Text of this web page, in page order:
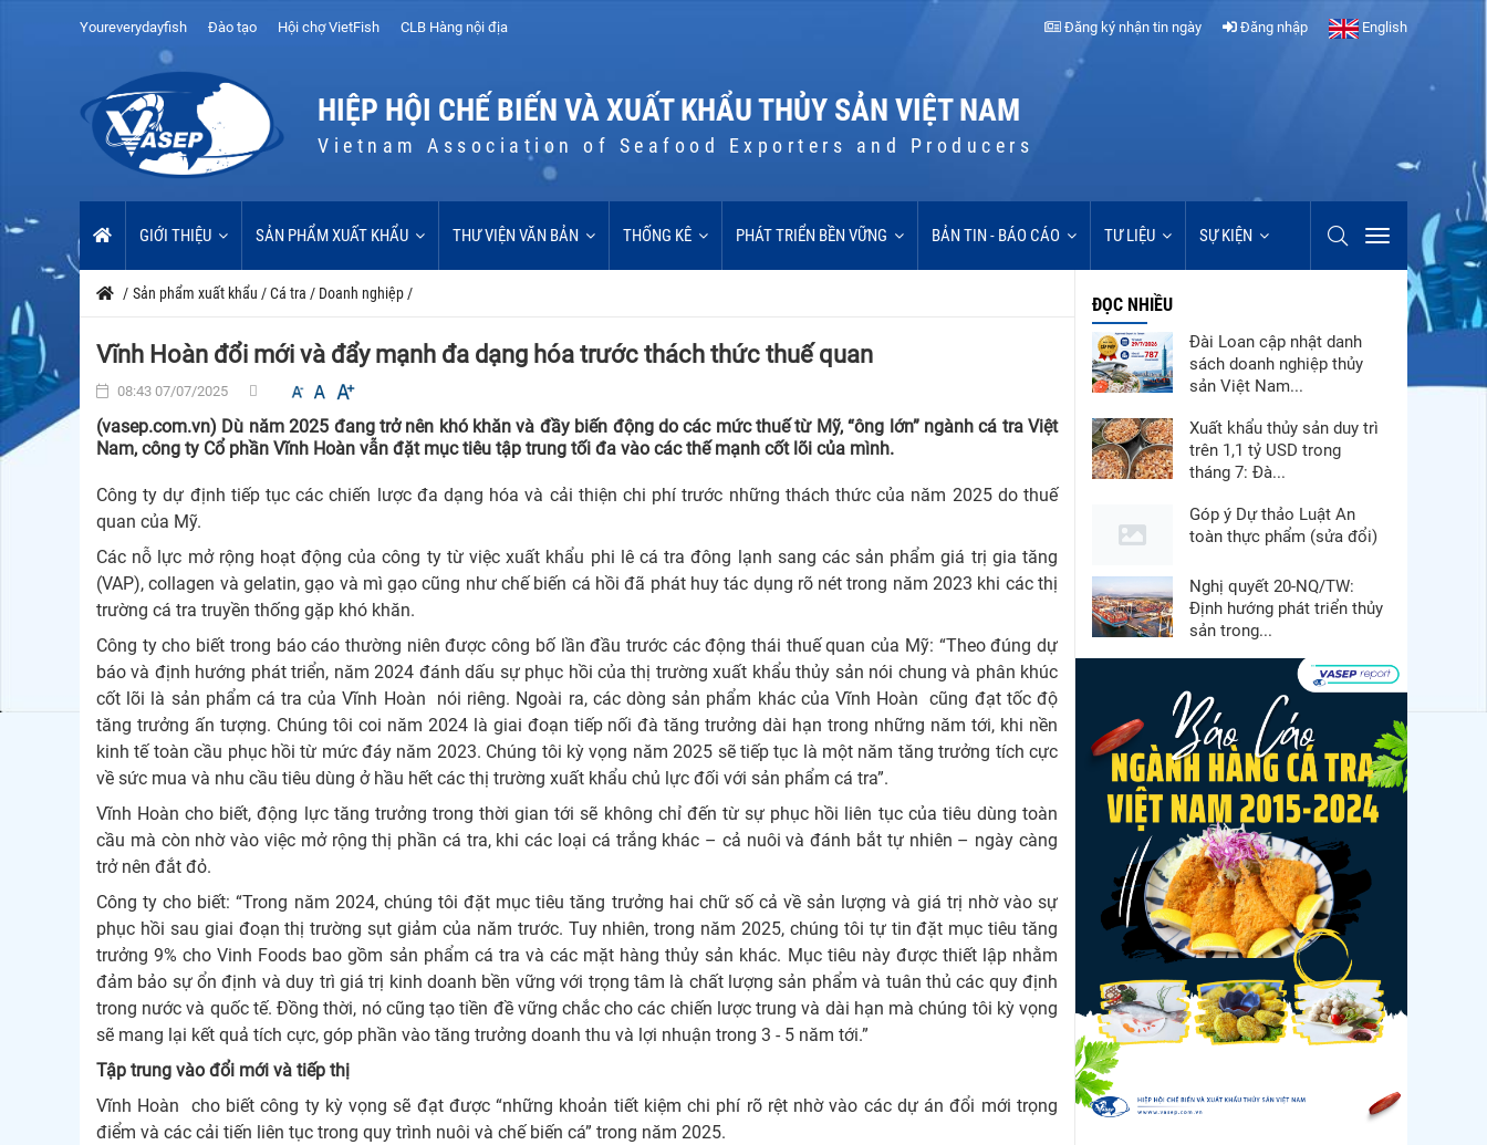
Youreverydayfish Đào tạo Hội chợ VietFish CLB Hàng nội địa Đăng ký nhận tin ngày Đăng nhập English
HIỆP HỘI CHẾ BIẾN VÀ XUẤT KHẨU THỦY SẢN VIỆT NAM
Vietnam Association of Seafood Exporters and Producers
GIỚI THIỆU SẢN PHẨM XUẤT KHẨU THƯ VIỆN VĂN BẢN THỐNG KÊ PHÁT TRIỂN BỀN VỮNG BẢN TIN - BÁO CÁO TƯ LIỆU SỰ KIỆN
/ Sản phẩm xuất khẩu /Cá tra / Doanh nghiệp /
Vĩnh Hoàn đổi mới và đẩy mạnh đa dạng hóa trước thách thức thuế quan
08:43 07/07/2025
(vasep.com.vn) Dù năm 2025 đang trở nên khó khăn và đầy biến động do các mức thuế từ Mỹ, “ông lớn” ngành cá tra Việt
Nam, công ty Cổ phần Vĩnh Hoàn vẫn đặt mục tiêu tập trung tối đa vào các thế mạnh cốt lõi của mình.
Côngty dự định tiếp tục các chiến lược đa dạng hóa và cải thiện chi phí trước những thách thức của năm 2025 do thuế
quan của Mỹ.
Các nỗ lực mở rộng hoạt động của công ty từ việc xuất khẩu phi lê cá tra đông lạnh sang các sản phẩm giá trị gia tăng
(VAP), collagen và gelatin, gạo và mì gạo cũng như chế biến cá hồi đã phát huy tác dụng rõ nét trong năm 2023 khi các thị
trường cá tra truyền thống gặp khó khăn.
Công ty cho biết trong báo cáo thường niên được công bố lần đầu trước các động thái thuế quan của Mỹ: “Theo đúng dự
báo và định hướng phát triển, năm 2024 đánh dấu sự phục hồi của thị trường xuất khẩu thủy sản nói chung và phân khúc
cốt lõi là sản phẩm cá tra của Vĩnh Hoàn nói riêng. Ngoài ra, các dòng sản phẩm khác của Vĩnh Hoàn cũng đạt tốc độ
tăng trưởng ấn tượng. Chúng tôi coi năm 2024 là giai đoạn tiếp nối đà tăng trưởng dài hạn trong những năm tới, khi nền
kinh tế toàn cầu phục hồi từ mức đáy năm 2023. Chúng tôi kỳ vọng năm 2025 sẽ tiếp tục là một năm tăng trưởng tích cực
về sức mua và nhu cầu tiêu dùng ở hầu hết các thị trường xuất khẩu chủ lực đối với sản phẩm cá tra”.
Vĩnh Hoàn cho biết, động lực tăng trưởng trong thời gian tới sẽ không chỉ đến từ sự phục hồi liên tục của tiêu dùng toàn
cầu mà còn nhờ vào việc mở rộng thị phần cá tra, khi các loại cá trắng khác – cả nuôi và đánh bắt tự nhiên – ngày càng
trở nên đắt đỏ.
Công ty cho biết: “Trong năm 2024, chúng tôi đặt mục tiêu tăng trưởng hai chữ số cả về sản lượng và giá trị nhờ vào sự
phục hồi sau giai đoạn thị trường sụt giảm của năm trước. Tuy nhiên, trong năm 2025, chúng tôi tự tin đặt mục tiêu tăng
trưởng 9% cho Vinh Foods bao gồm sản phẩm cá tra và các mặt hàng thủy sản khác. Mục tiêu này được thiết lập nhằm
đảm bảo sự ổn định và duy trì giá trị kinh doanh bền vững với trọng tâm là chất lượng sản phẩm và tuân thủ các quy định
trong nước và quốc tế. Đồng thời, nó cũng tạo tiền đề vững chắc cho các chiến lược trung và dài hạn mà chúng tôi kỳ vọng
sẽ mang lại kết quả tích cực, góp phần vào tăng trưởng doanh thu và lợi nhuận trong 3 - 5 năm tới.”
Tập trung vào đổi mới và tiếp thị
Vĩnh Hoàn cho biết công ty kỳ vọng sẽ đạt được “những khoản tiết kiệm chi phí rõ rệt nhờ vào các dự án đổi mới trọng
điểm và các cải tiến liên tục trong quy trình nuôi và chế biến cá” trong năm 2025.
ĐỌC NHIỀU
Đài Loan cập nhật danh
sách doanh nghiệp thủy
sản Việt Nam...
Xuất khẩu thủy sản duy trì
trên 1,1 tỷ USD trong
tháng 7: Đà...
Góp ý Dự thảo Luật An
toàn thực phẩm (sửa đổi)
Nghị quyết 20-NQ/TW:
Định hướng phát triển thủy
sản trong...
Thuế Mục 301 và bài toán
thích ứng của tôm Việt tại
thị...
Nguồn cung giảm, giá cá
rô phi Trung Quốc tiếp tục
tăng
Điểm tin thủy sản thế giới
ngày 3/8/2026
Trung Quốc tăng mạnh
nhập khẩu mực, trong khi
nguồn cung...
Xuất khẩu cá ngừ Việt
Nam sang Canada tăng
nhẹ, áp lực mới...
Tập trung cao độ, tạo